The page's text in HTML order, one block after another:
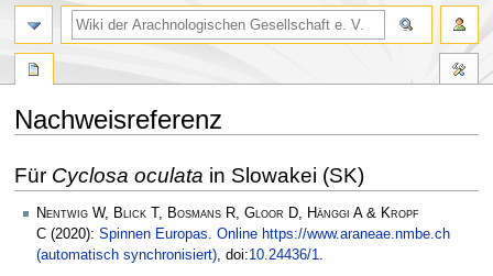
Nachweisreferenz
Navigation
springen
Suche
springen
Für Cyclosa oculata in Slowakei (SK)
Nentwig W, Blick T, Bosmans R, Gloor D, Hänggi A & Kropf
C (2020): Spinnen Europas. Online https://www.araneae.nmbe.ch
(automatisch synchronisiert), doi:10.24436/1.